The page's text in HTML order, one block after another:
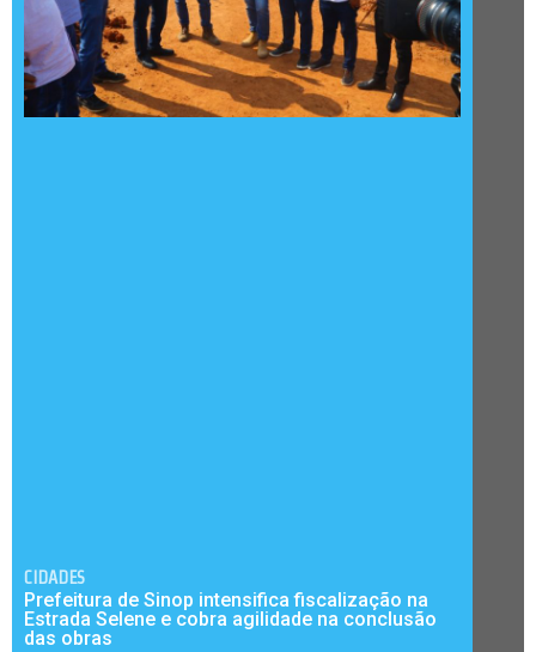
CIDADES
Prefeitura de Sinop intensifica fiscalização na
Estrada Selene e cobra agilidade na conclusão
das obras